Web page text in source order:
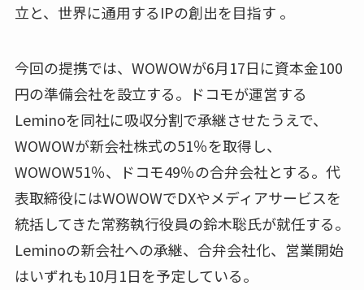
立と、世界に通用するIPの創出を目指す 。
今回の提携では、WOWOWが6月17日に資本金100
円の準備会社を設立する。ドコモが運営する
Leminoを同社に吸収分割で承継させたうえで、
WOWOWが新会社株式の51％を取得し、
WOWOW51％、ドコモ49％の合弁会社とする。代
表取締役にはWOWOWでDXやメディアサービスを
統括してきた常務執行役員の鈴木聡氏が就任する。
Leminoの新会社への承継、合弁会社化、営業開始
はいずれも10月1日を予定している。